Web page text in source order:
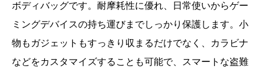
ボディバッグです。耐摩耗性に優れ、日常使いからゲー
ミングデバイスの持ち運びまでしっかり保護します。小
物もガジェットもすっきり収まるだけでなく、カラビナ
などをカスタマイズすることも可能で、スマートな盗難